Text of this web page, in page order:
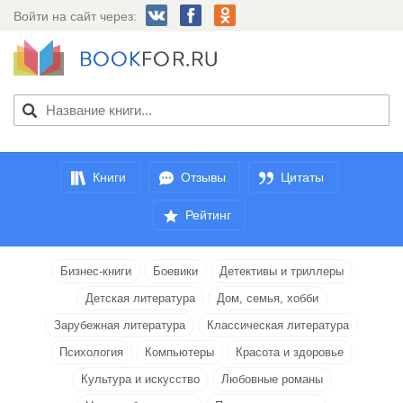
Войти на сайт через:
Книги Отзывы Цитаты
Рейтинг
Бизнес-книги Боевики
Детективы и триллеры
Детская литература
Дом, семья, хобби
Зарубежная литература
Классическая литература
Психология
Компьютеры
Красота и здоровье
Культура и искусство
Любовные романы